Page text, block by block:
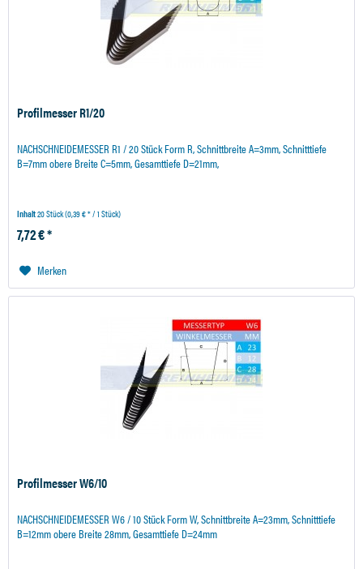
Profilmesser R1/20
NACHSCHNEIDEMESSER R1 / 20 Stück Form R, Schnittbreite A=3mm, Schnitttiefe
B=7mm obere Breite C=5mm, Gesamttiefe D=21mm,
Inhalt20 Stück(0,39 € * / 1 Stück)
7,72 € *
Merken
Profilmesser W6/10
NACHSCHNEIDEMESSER W6 / 10 Stück Form W, Schnittbreite A=23mm, Schnitttiefe
B=12mm obere Breite 28mm, Gesamttiefe D=24mm